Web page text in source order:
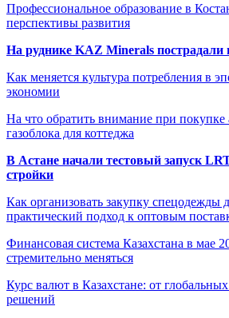
Профессиональное образование в
перспективы развития
На руднике KAZ Minerals пострадали
Как меняется культура потребления в
экономии
На что обратить внимание при покупке
газоблока для коттеджа
В Астане начали тестовый запуск
стройки
Как организовать закупку спецодежды
практический подход к оптовым
Финансовая система Казахстана в мае
стремительно меняться
Курс валют в Казахстане: от
решений